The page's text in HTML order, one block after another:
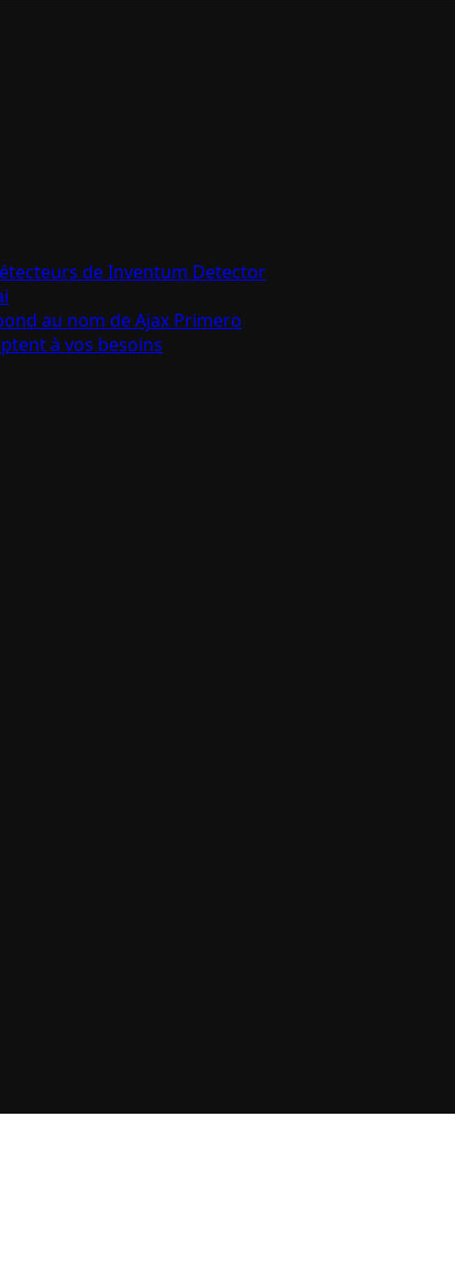
de Inventum Detector
au nom de Ajax Primero
à vos besoins